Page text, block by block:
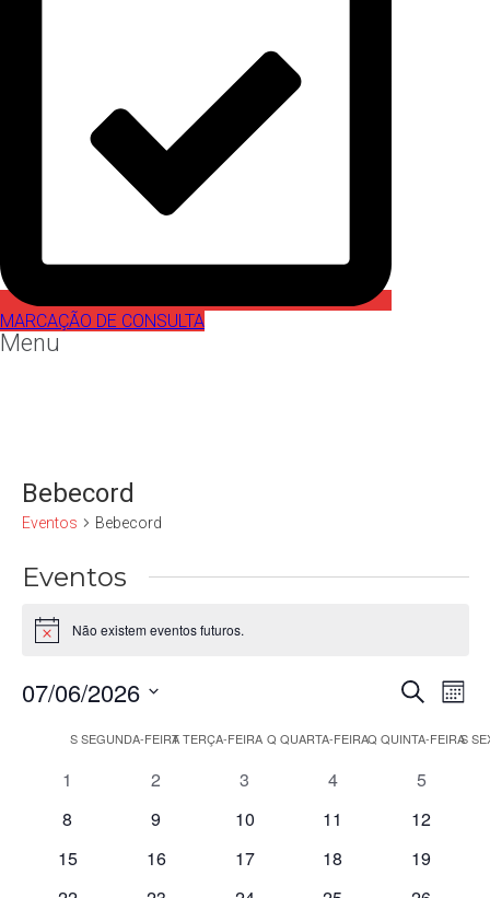
MARCAÇÃO DE CONSULTA
Menu
Bebecord
Eventos Bebecord
Eventos
Aviso Não existem eventos futuros.
de
Pesquisar
Mês
07/06/2026
Calendário
Eventos
SSEGUNDA-FEIRATTERÇA-FEIRA QQUARTA-FEIRAQ QUINTA-FEIRAS
0
1
0
2
0
3
0
4
0
5
0
8
0
9
0
10
0
11
0
12
0
15
0
16
0
17
0
18
0
19